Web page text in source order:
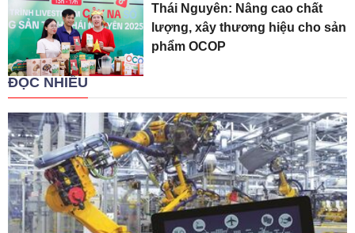
Thái Nguyên: Nâng cao chất
lượng, xây thương hiệu cho sản
phẩm OCOP
ĐỌC NHIỀU